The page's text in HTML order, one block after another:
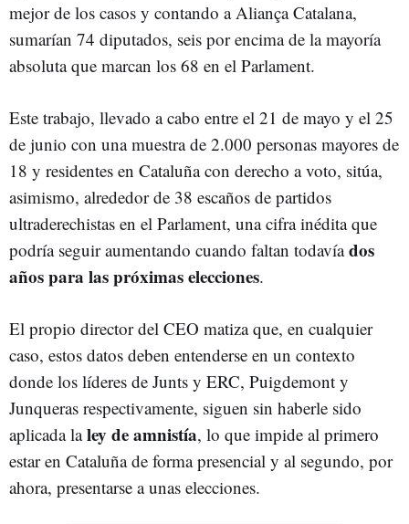
mejor de los casos y contando a Aliança Catalana,
sumarían 74 diputados, seis por encima de la mayoría
absoluta que marcan los 68 en el Parlament.
Este trabajo, llevado a cabo entre el 21 de mayo y el 25
de junio con una muestra de 2.000 personas mayores de
18 y residentes en Cataluña con derecho a voto, sitúa,
asimismo, alrededor de 38 escaños de partidos
ultraderechistas en el Parlament, una cifra inédita que
podría seguir aumentando cuando faltan todavíados
años para las próximas elecciones.
El propio director del CEO matiza que, en cualquier
caso, estos datos deben entenderse en un contexto
donde los líderes de Junts y ERC, Puigdemont y
Junqueras respectivamente, siguen sin haberle sido
aplicada laley de amnistía, lo que impide al primero
estar en Cataluña de forma presencial y al segundo, por
ahora, presentarse a unas elecciones.